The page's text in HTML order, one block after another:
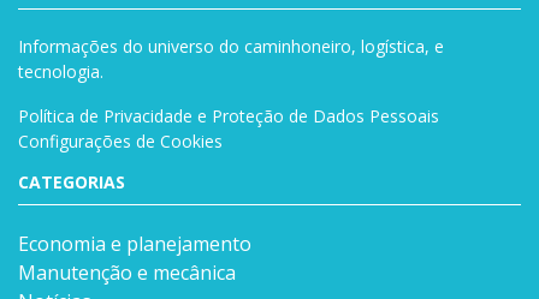
Informações do universo do caminhoneiro, logística, e
tecnologia.
Política de Privacidade e Proteção de Dados Pessoais
Configurações de Cookies
CATEGORIAS
Economia e planejamento
Manutenção e mecânica